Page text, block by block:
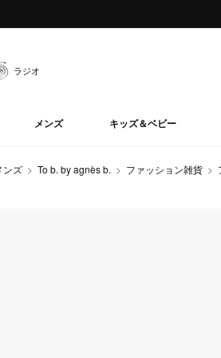
ラジオ
メンズ キッズ＆ベビー
ンズ To b. by agnès b. ファッション雑貨